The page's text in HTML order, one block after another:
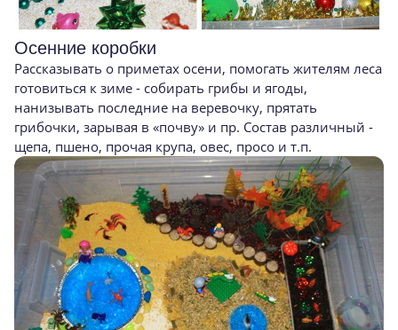
Осенние коробки
Рассказывать о приметах осени, помогать жителям леса
готовиться к зиме - собирать грибы и ягоды,
нанизывать последние на веревочку, прятать
грибочки, зарывая в «почву» и пр. Состав различный -
щепа, пшено, прочая крупа, овес, просо и т.п.